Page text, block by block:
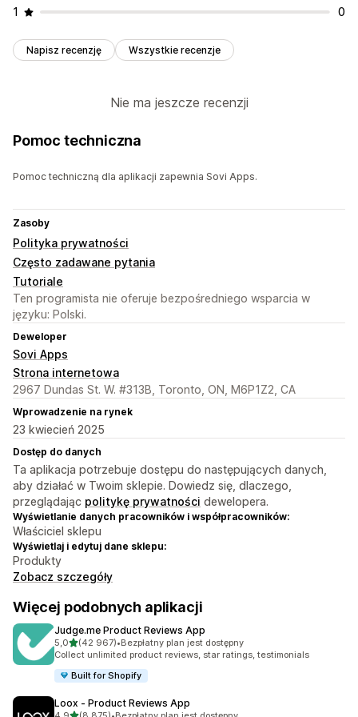
1 0
Napisz recenzję Wszystkie recenzje
Nie ma jeszcze recenzji
Pomoc techniczna
Pomoc techniczną dla aplikacji zapewnia Sovi Apps.
Zasoby
Polityka prywatności
Często zadawane pytania
Tutoriale
Ten programista nie oferuje bezpośredniego wsparcia w
języku: Polski.
Deweloper
Sovi Apps
Strona internetowa
2967 Dundas St. W. #313B, Toronto, ON, M6P1Z2, CA
Wprowadzenie na rynek
23 kwiecień 2025
Dostęp do danych
Ta aplikacja potrzebuje dostępu do następujących danych,
aby działać w Twoim sklepie. Dowiedz się, dlaczego,
przeglądając politykę prywatności dewelopera.
Wyświetlanie danych pracowników i współpracowników:
Właściciel sklepu
Wyświetlaj i edytuj dane sklepu:
Produkty
Zobacz szczegóły
Więcej podobnych aplikacji
Judge.me Product Reviews App
5,0na 5 gwiazdek
(42 967)
Łączna liczba recenzji: 42967
•Bezpłatny plan jest dostępny
Collect unlimited product reviews, star ratings, testimonials
Built for Shopify
Loox ‑ Product Reviews App